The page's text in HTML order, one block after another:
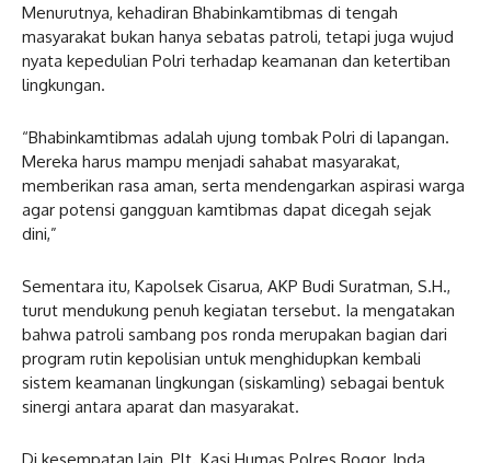
Menurutnya, kehadiran Bhabinkamtibmas di tengah
masyarakat bukan hanya sebatas patroli, tetapi juga wujud
nyata kepedulian Polri terhadap keamanan dan ketertiban
lingkungan.
“Bhabinkamtibmas adalah ujung tombak Polri di lapangan.
Mereka harus mampu menjadi sahabat masyarakat,
memberikan rasa aman, serta mendengarkan aspirasi warga
agar potensi gangguan kamtibmas dapat dicegah sejak
dini,”
Sementara itu, Kapolsek Cisarua, AKP Budi Suratman, S.H.,
turut mendukung penuh kegiatan tersebut. Ia mengatakan
bahwa patroli sambang pos ronda merupakan bagian dari
program rutin kepolisian untuk menghidupkan kembali
sistem keamanan lingkungan (siskamling) sebagai bentuk
sinergi antara aparat dan masyarakat.
Di kesempatan lain, Plt. Kasi Humas Polres Bogor, Ipda